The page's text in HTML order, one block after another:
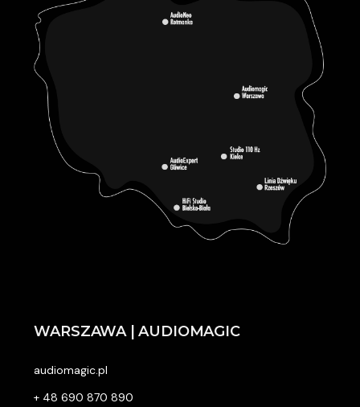
WARSZAWA | AUDIOMAGIC
audiomagic.pl
+ 48 690 870 890